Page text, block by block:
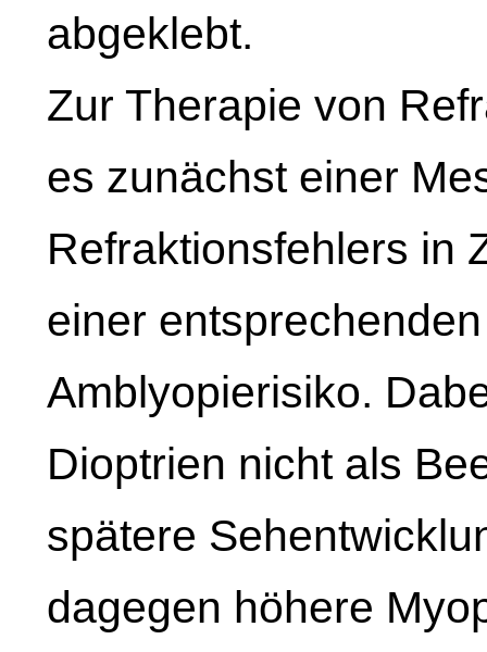
abgeklebt.
Zur Therapie von
es zunächst einer
Refraktionsfehlers in
einer
Amblyopierisiko.
Dioptrien nicht als
spätere
dagegen höhere